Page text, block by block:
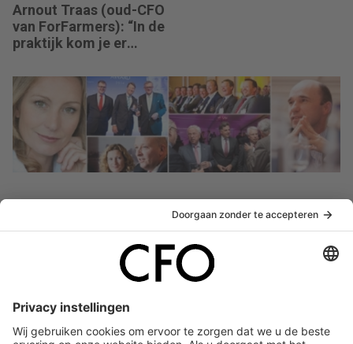
Arnout Traas (oud-CFO
van ForFarmers): “In de
praktijk kom je er
niet altijd betekent dat
je ook gelijk krijgt.”
De CFO Association is dé exclusieve community van CFO's
en FD's in Nederland. De CFO Association biedt een schat
aan ervaring, kennis en inspiratie. Word lid van ‘s lands
grootste peer to peer adviesbureau en laat je adviseren